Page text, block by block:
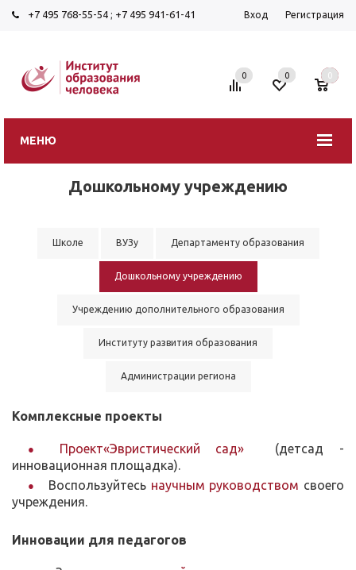
+7 495 768-55-54 ; +7 495 941-61-41 Вход Регистрация
МЕНЮ
0 0 0
Дошкольному учреждению
Школе ВУЗу Департаменту образования
Дошкольному учреждению
Учреждению дополнительного образования
Институту развития образования
Администрации региона
Комплексные проекты
Проект«Эвристический сад»
(детсад -
инновационная площадка).
Воспользуйтесь научным руководством своего
учреждения.
Инновации для педагогов